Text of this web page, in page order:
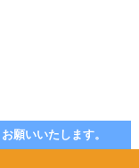
願いいたします。